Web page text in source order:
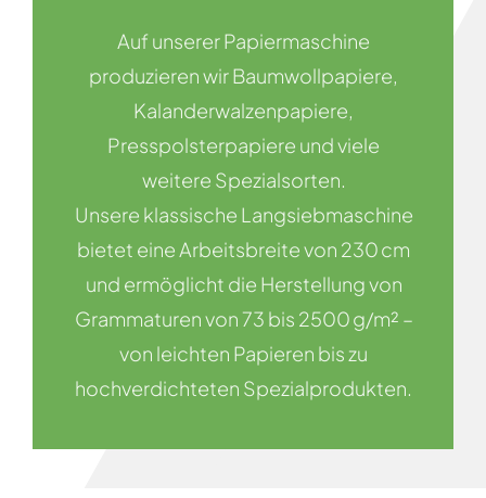
Auf unserer Papiermaschine
produzieren wir Baumwollpapiere,
Kalanderwalzenpapiere,
Presspolsterpapiere und viele
weitere Spezialsorten.
Unsere klassische Langsiebmaschine
bietet eine Arbeitsbreite von 230 cm
und ermöglicht die Herstellung von
Grammaturen von 73 bis 2500 g/m² –
von leichten Papieren bis zu
hochverdichteten Spezialprodukten.